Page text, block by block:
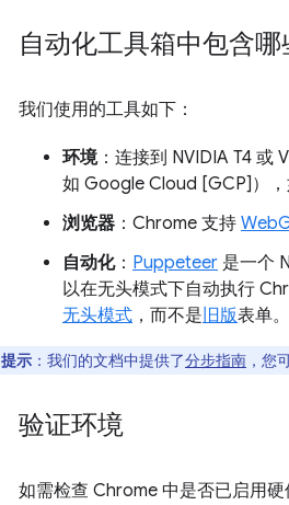
自动化工具箱中包含哪
我们使用的工具如下：
环境：连接到 NVIDIA T4 或
如 Google Cloud [GCP]），
浏览器 ：Chrome 支持
自动化： Puppeteer 是一个
以在无头模式下自动执行
无头模式 ，而不是 旧版表单。
提示 ：我们的文档中提供了分步指南 ，您
验证环境
如需检查 Chrome 中是否已启用